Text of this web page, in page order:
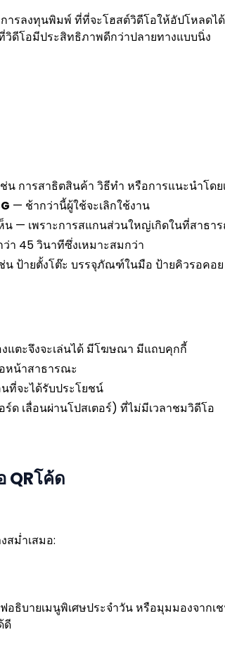
รลงทุนพิมพ์ ที่ที่จะโฮสต์วิดีโอให้อัปโหลดไ
ดีโอมีประสิทธิภาพดีกว่าปลายทางแบบนิ่ง
น การสาธิตสินค้า วิธีทำ หรือการแนะนำโดย
— ช้ากว่านี้ผู้ใช้จะเลิกใช้งาน
น — เพราะการสแกนส่วนใหญ่เกิดในที่สาธา
า 45 วินาทีซึ่งเหมาะสมกว่า
น ป้ายตั้งโต๊ะ บรรจุภัณฑ์ในมือ ป้ายคิวรอคอย
แตะจึงจะเล่นได้ มีโฆษณา มีแถบคุกกี้
หน้าสาธารณะ
ที่จะได้รับประโยชน์
ด เลื่อนผ่านโปสเตอร์) ที่ไม่มีเวลาชมวิดีโอ
QRโค้ด
สม่ำเสมอ:
ธิบายเมนูพิเศษประจำวัน หรือมุมมองจากเ
ดี